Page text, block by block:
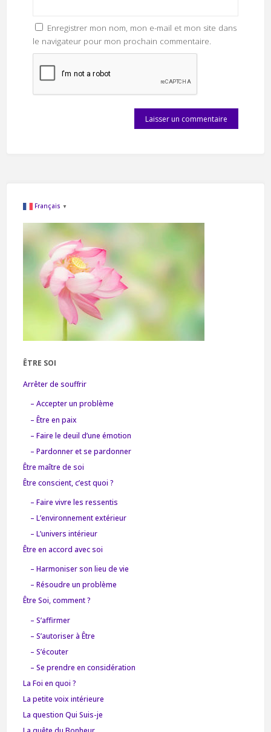
Enregistrer mon nom, mon e-mail et mon site dans
le navigateur pour mon prochain commentaire.
Français ▼
ÊTRE SOI
Arrêter de souffrir
– Accepter un problème
– Être en paix
– Faire le deuil d’une émotion
– Pardonner et se pardonner
Être maître de soi
Être conscient, c’est quoi ?
– Faire vivre les ressentis
– L’environnement extérieur
– L’univers intérieur
Être en accord avec soi
– Harmoniser son lieu de vie
– Résoudre un problème
Être Soi, comment ?
– S’affirmer
– S’autoriser à Être
– S’écouter
– Se prendre en considération
La Foi en quoi ?
La petite voix intérieure
La question Qui Suis-je